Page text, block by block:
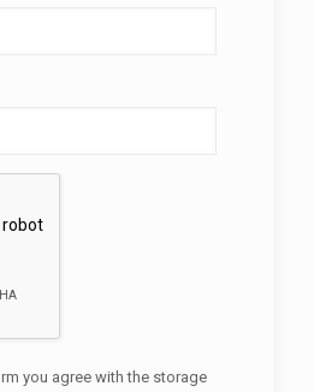
you agree with the storage